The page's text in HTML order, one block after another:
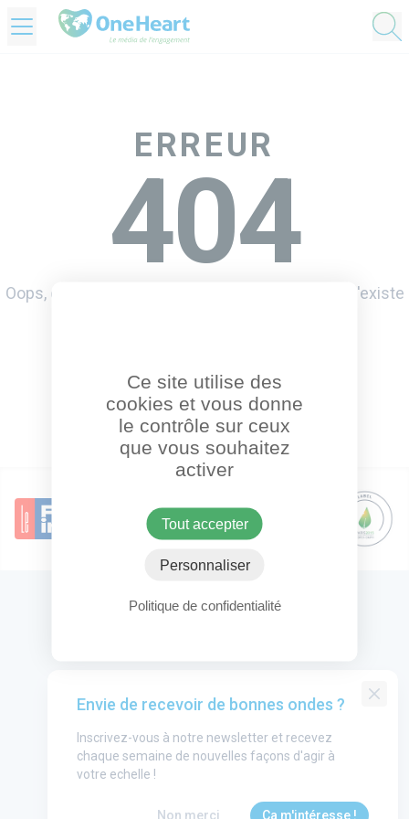
ERREUR
404
Oops, désolé mais la page que vous demandez n'existe
Retourner à l'accueil
Groupe One Heart
Annonceurs
Mentions légales
Envie de recevoir de bonnes ondes ?
Inscrivez-vous à notre newsletter et recevez
chaque semaine de nouvelles façons d'agir à
votre echelle !
Non merci Ça m'intéresse !
Ce site utilise des
cookies et vous donne
le contrôle sur ceux
que vous souhaitez
activer
Tout accepter
Personnaliser
Politique de confidentialité